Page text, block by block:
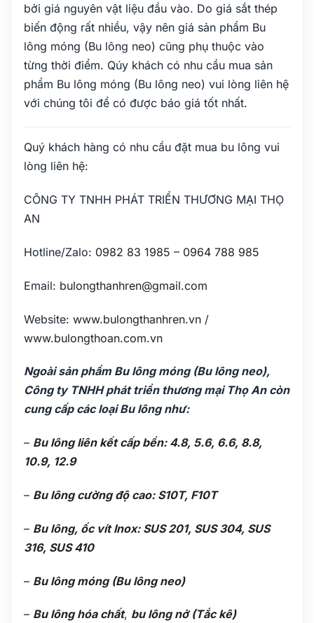
bởi giá nguyên vật liệu đầu vào. Do giá sắt thép
biến động rất nhiều, vậy nên giá sản phẩm Bu
lông móng (Bu lông neo) cũng phụ thuộc vào
từng thời điểm. Qúy khách có nhu cầu mua sản
phẩm Bu lông móng (Bu lông neo) vui lòng liên hệ
với chúng tôi để có được báo giá tốt nhất.
Quý khách hàng có nhu cầu đặt mua bu lông vui
lòng liên hệ:
CÔNG TY TNHH PHÁT TRIỂN THƯƠNG MẠI THỌ
AN
Hotline/Zalo: 0982 83 1985 – 0964 788 985
Email: bulongthanhren@gmail.com
Website: www.bulongthanhren.vn /
www.bulongthoan.com.vn
Ngoài sản phẩm Bu lông móng (Bu lông neo),
Công ty TNHH phát triển thương mại Thọ An còn
cung cấp các loại Bu lông như:
– Bu lông liên kết cấp bền: 4.8, 5.6, 6.6, 8.8,
10.9, 12.9
– Bu lông cường độ cao: S10T, F10T
– Bu lông, ốc vít Inox: SUS 201, SUS 304, SUS
316, SUS 410
– Bu lông móng (Bu lông neo)
– Bu lông hóa chất, bu lông nở (Tắc kê)